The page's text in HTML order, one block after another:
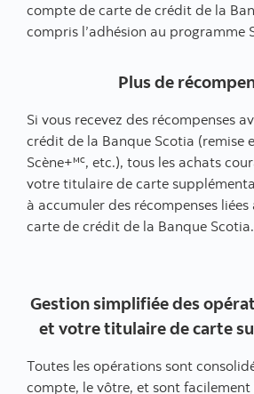
compte de carte de crédit de la
compris l’adhésion au programme
Plus de
Si vous recevez des récompenses
crédit de la Banque Scotia (remise
Scène+🅪, etc.), tous les achats
votre titulaire de carte
à accumuler des récompenses
carte de crédit de la Banque Scotia.
Gestion simplifiée des
et votre titulaire de carte
Toutes les opérations sont
compte, le vôtre, et sont facilement